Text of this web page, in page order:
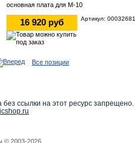
основная плата для M-10
16 920 руб Артикул: 00032681
Все позиции
ссылки на этот ресурс запрещено.
© 2003-2026.